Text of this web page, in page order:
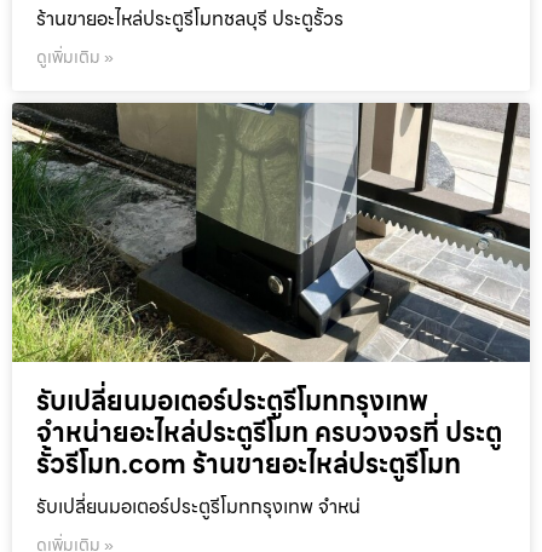
ร้านขายอะไหล่ประตูรีโมทชลบุรี ประตูรั้วร
ดูเพิ่มเติม »
รับเปลี่ยนมอเตอร์ประตูรีโมทกรุงเทพ
จำหน่ายอะไหล่ประตูรีโมท ครบวงจรที่ ประตู
รั้วรีโมท.com ร้านขายอะไหล่ประตูรีโมท
รับเปลี่ยนมอเตอร์ประตูรีโมทกรุงเทพ จำหน่
ดูเพิ่มเติม »